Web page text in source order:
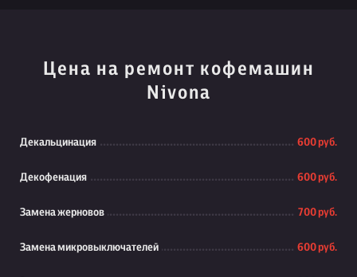
Цена на ремонт кофемашин
Nivona
Декальцинация 600 руб.
Декофенация 600 руб.
Замена жерновов 700 руб.
Замена микровыключателей 600 руб.